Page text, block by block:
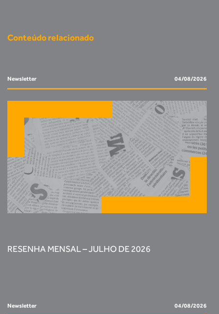
Conteúdo relacionado
Newsletter 04/08/2026
RESENHA MENSAL – JULHO DE 2026
Newsletter 04/08/2026